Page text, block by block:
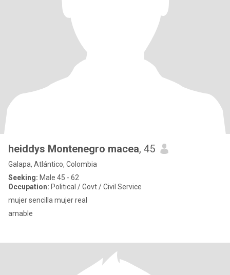
heiddys Montenegro macea, 45
Galapa, Atlántico, Colombia
Seeking: Male 45 - 62
Occupation: Political / Govt / Civil Service
mujer sencilla mujer real
amable